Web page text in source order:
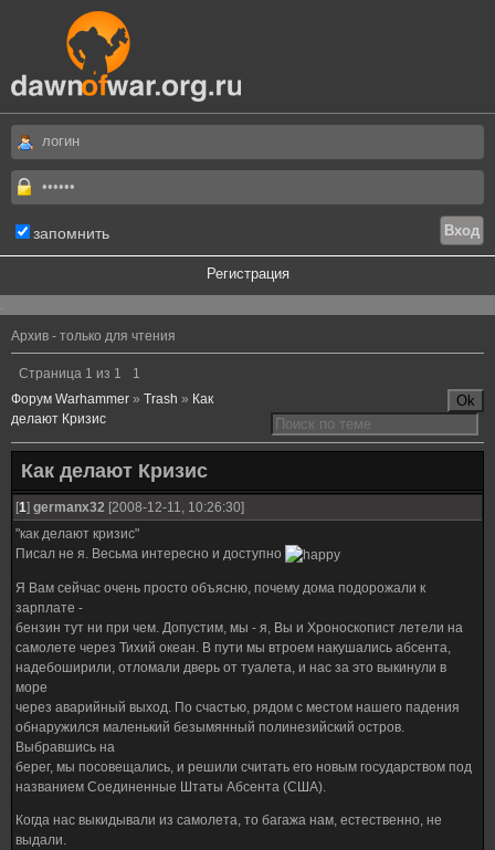
запомнить
Регистрация
.
Архив - только для чтения
Страница 1 из 1
1
Форум Warhammer » Trash » Как
делают Кризис
Как делают Кризис
[1] germanx32 [2008-12-11, 10:26:30]
"как делают кризис"
Писал не я. Весьма интересно и доступно
Я Вам сейчас очень просто объясню, почему дома подорожали к
зарплате -
бензин тут ни при чем. Допустим, мы - я, Вы и Хроноскопист летели на
самолете через Тихий океан. В пути мы втроем накушались абсента,
надебоширили, отломали дверь от туалета, и нас за это выкинули в
море
через аварийный выход. По счастью, рядом с местом нашего падения
обнаружился маленький безымянный полинезийский остров.
Выбравшись на
берег, мы посовещались, и решили считать его новым государством под
названием Соединенные Штаты Абсента (США).
Когда нас выкидывали из самолета, то багажа нам, естественно, не
выдали.